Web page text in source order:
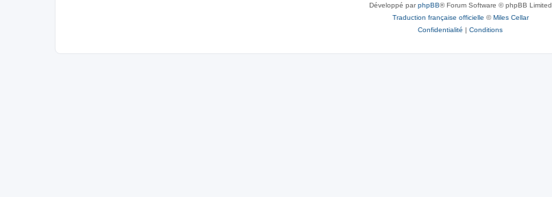
Développé parphpBB® Forum Software © phpBB Limited
Traduction française officielle ©Miles Cellar
Confidentialité | Conditions